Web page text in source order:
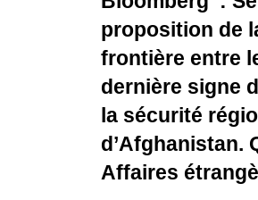
proposition de
frontière entre
dernière signe
la sécurité
d’Afghanistan.
Affaires